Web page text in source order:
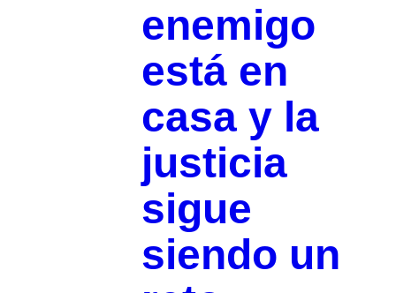
enemigo
está en
casa y la
justicia
sigue
siendo un